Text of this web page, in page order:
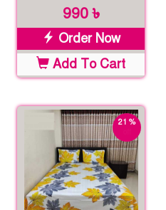
990 ৳
Order Now
Add To Cart
21 %